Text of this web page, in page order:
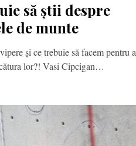
să știi despre
de munte
şi ce trebuie să facem pentru a
lor?! Vasi Cipcigan…